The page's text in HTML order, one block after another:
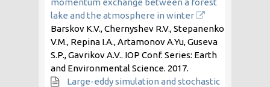
momentum exchange between a forest
lake and the atmosphere in winter
Barskov K.V., Chernyshev R.V., Stepanenko
V.M., Repina I.A., Artamonov A.Yu, Guseva
S.P., Gavrikov A.V.. IOP Conf. Series: Earth
and Environmental Science. 2017.
Large-eddy simulation and stochastic